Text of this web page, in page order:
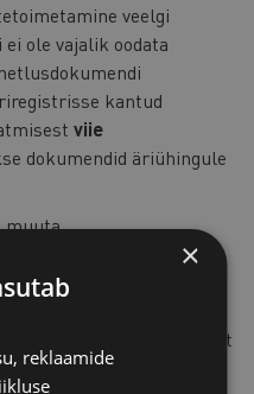
veelgi
ole vajalik oodata
kantud
viie
dokumendid äriühingule
muuta
kätte toimetada
hetkel liiga üksikasjalikult
katsete eeldused.
×
reklaamide